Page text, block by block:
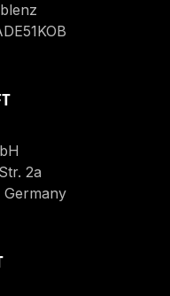
2a